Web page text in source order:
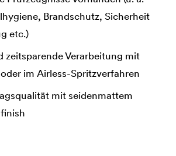
Brandschutz, Sicherheit
etc.)
zeitsparende Verarbeitung mit
im Airless-Spritzverfahren
mit seidenmattem